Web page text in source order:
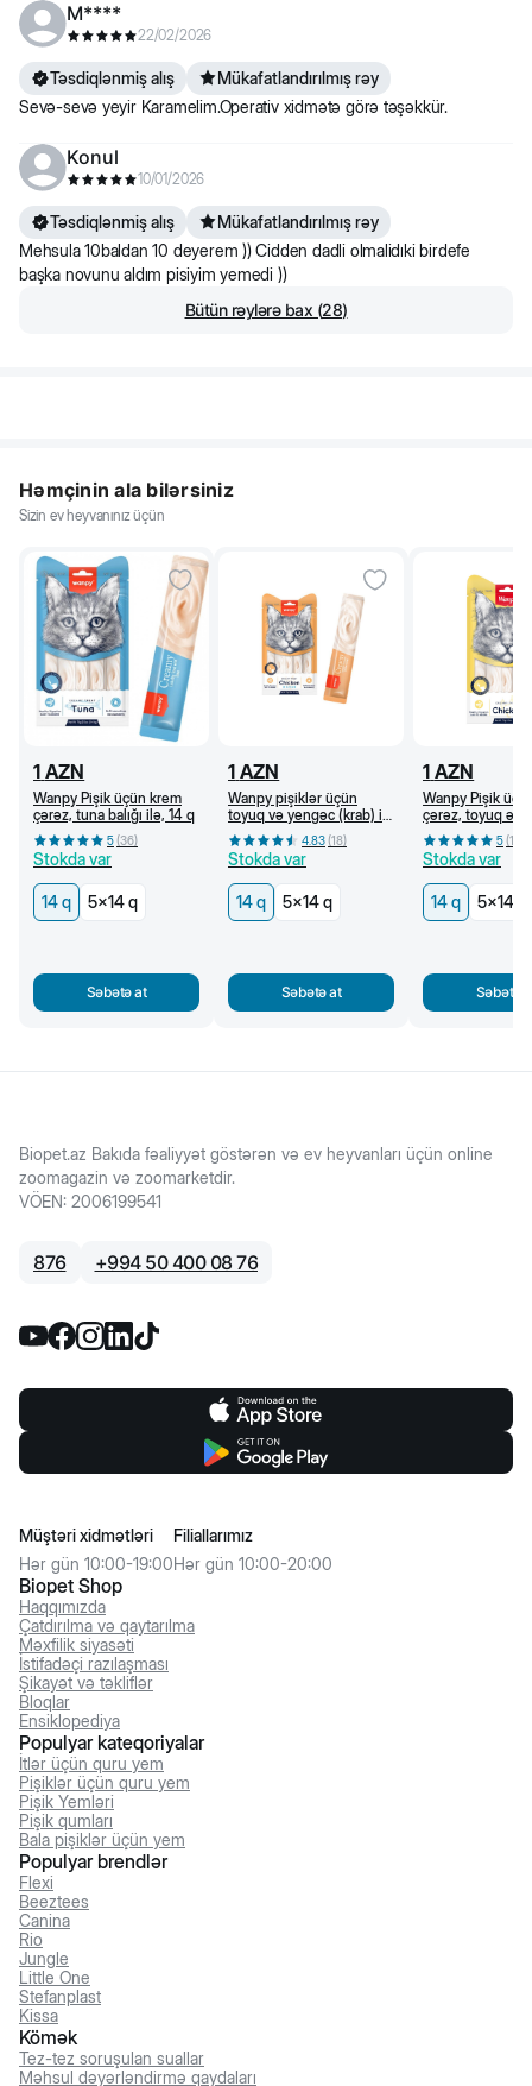
M****
22/02/2026
Təsdiqlənmiş alış
Mükafatlandırılmış rəy
Sevə-sevə yeyir Karamelim.Operativ xidmətə görə təşəkkür.
Konul
10/01/2026
Təsdiqlənmiş alış
Mükafatlandırılmış rəy
Mehsula 10baldan 10 deyerem )) Cidden dadli olmalidıki birdefe
başka novunu aldım pisiyim yemedi ))
Bütün rəylərə bax (28)
Həmçinin ala bilərsiniz
Sizin ev heyvanınız üçün
1 AZN
Wanpy Pişik üçün krem
çərəz, tuna balığı ilə, 14 q
5(36)
Stokda var
14 q 5x14 q
Səbətə at
1 AZN
Wanpy pişiklər üçün
toyuq və yengəc (krab) ilə
krem çərəz, 14 q
4.83(18)
Stokda var
14 q 5x14 q
Səbətə at
1 AZN
Wanpy Pişik
çərəz, toyuq əti
5(18
Stokda var
14 q 5x14 q
Səbətə
Biopet.az Bakıda fəaliyyət göstərən və ev heyvanları üçün online
zoomagazin və zoomarketdir.
VÖEN: 2006199541
876 +994 50 400 08 76
Biopet Shop
Haqqımızda
Çatdırılma və qaytarılma
Məxfilik siyasəti
İstifadəçi razılaşması
Şikayət və təkliflər
Bloqlar
Ensiklopediya
Müştəri xidmətləri
Hər gün 10:00-19:00
Filiallarımız
Hər gün 10:00-20:00
Populyar kateqoriyalar
İtlər üçün quru yem
Pişiklər üçün quru yem
Pişik Yemləri
Pişik qumları
Bala pişiklər üçün yem
Populyar brendlər
Flexi
Beeztees
Canina
Rio
Jungle
Little One
Stefanplast
Kissa
Kömək
Tez-tez soruşulan suallar
Məhsul dəyərləndirmə qaydaları